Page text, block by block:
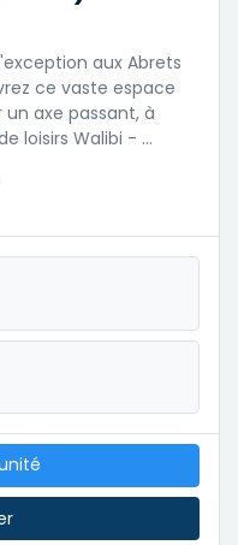
aux Abrets
ce vaste espace
axe passant, à
loisirs Walibi - …